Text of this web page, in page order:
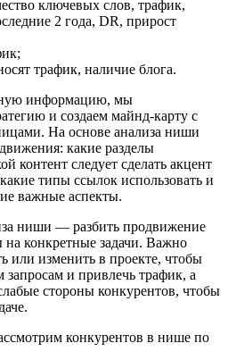
ключевых слов, трафик,
2 года, DR, прирост
трафик, наличие блога.
информацию, мы
и создаем майнд-карту с
На основе анализа ниши
какие разделы
контент следует сделать акцент
типы ссылок использовать и
важные аспекты.
ниши — разбить продвижение
на конкретные задачи. Важно
или изменить в проекте, чтобы
и привлечь трафик, а
стороны конкурентов, чтобы
конкурентов в нише по